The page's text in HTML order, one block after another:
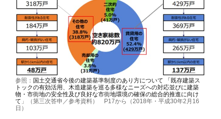
参照： 国土交通省今後の建築基準制度のあり方について 「既存建築ス
トックの有効活用、木造建築を巡る多様なニーズへの対応並びに建築
物・市街地の安全性及び良好な市街地環境の確保の総合的推進に向け
て 」（第三次答申／参考資料） P17から（2018年・平成30年2月16
日）